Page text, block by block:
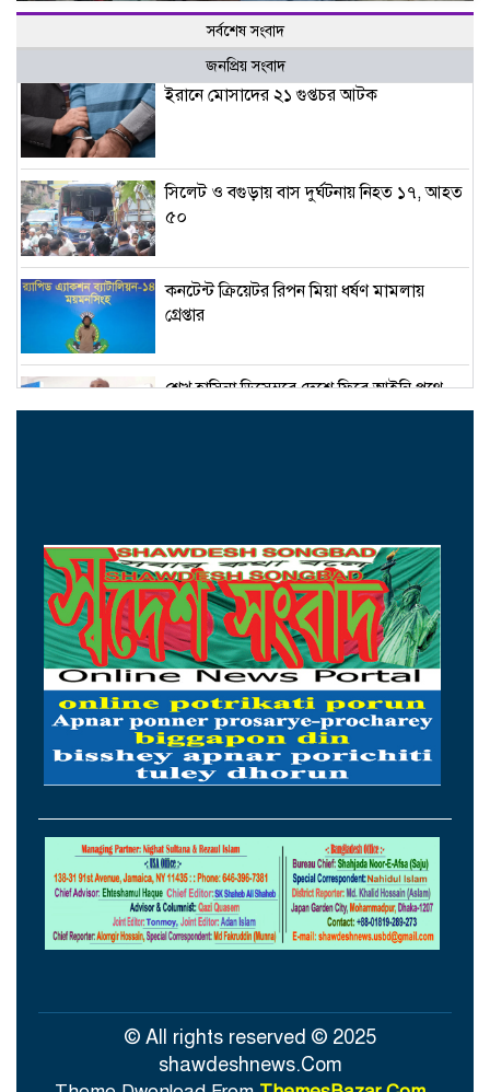
সর্বশেষ সংবাদ
জনপ্রিয় সংবাদ
ইরানে মোসাদের ২১ গুপ্তচর আটক
সিলেট ও বগুড়ায় বাস দুর্ঘটনায় নিহত ১৭, আহত
৫০
কনটেন্ট ক্রিয়েটর রিপন মিয়া ধর্ষণ মামলায়
গ্রেপ্তার
শেখ হাসিনা ডিসেম্বরে দেশে ফিরে আইনি পথে
হাঁটুক-আইনমন্ত্রী
মন্ত্রীদের ১০, এমপিদের ৫ লাখ টাকা বেতন চান
নুর
২৩তম রাষ্ট্রপতি হিসেবে আলোচনায় যারা
হামের উপসর্গে ৩ শিশুর মৃত্যু, আক্রান্ত ১২১৮
ছুটির দিনে সড়ক দুর্ঘটনায় দুই জেলায় প্রাণ
হারালেন ১৫ জন
© All rights reserved © 2025
shawdeshnews.Com